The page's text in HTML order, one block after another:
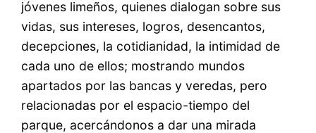
jóvenes limeños, quienes dialogan sobre sus
vidas, sus intereses, logros, desencantos,
decepciones, la cotidianidad, la intimidad de
cada uno de ellos; mostrando mundos
apartados por las bancas y veredas, pero
relacionadas por el espacio-tiempo del
parque, acercándonos a dar una mirada